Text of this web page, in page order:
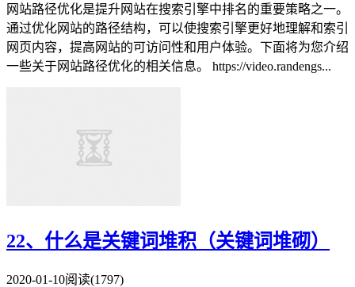
网站路径优化是提升网站在搜索引擎中排名的重要策略之一。
通过优化网站的路径结构，可以使搜索引擎更好地理解和索引
网页内容，提高网站的可访问性和用户体验。下面将为您介绍
一些关于网站路径优化的相关信息。 https://video.randengs...
22、什么是关键词堆积（关键词堆砌）
2020-01-10阅读(1797)